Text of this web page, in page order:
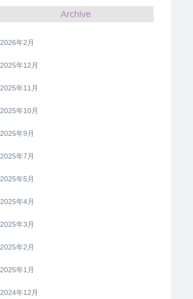
Archive
2026年2月
2025年12月
2025年11月
2025年10月
2025年9月
2025年7月
2025年5月
2025年4月
2025年3月
2025年2月
2025年1月
2024年12月